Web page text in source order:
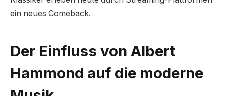
ein neues Comeback.
Der Einfluss von Albert
Hammond auf die moderne